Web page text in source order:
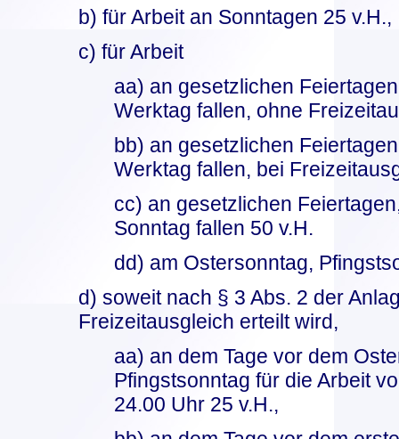
b) für Arbeit an Sonntagen 25 v.H.,
c) für Arbeit
aa) an gesetzlichen
Werktag fallen, ohne
bb) an gesetzlichen
Werktag fallen, bei
cc) an gesetzlichen
Sonntag fallen 50 v.H.
dd) am Ostersonntag,
d) soweit nach § 3 Abs. 2 der
Freizeitausgleich erteilt wird,
aa) an dem Tage vor dem
Pfingstsonntag für die Arbeit
24.00 Uhr 25 v.H.,